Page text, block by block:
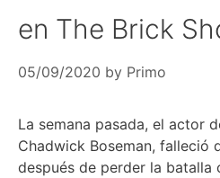
en The Brick
05/09/2020 by Primo
La semana pasada, el actor
Chadwick Boseman, falleció
después de perder la batalla